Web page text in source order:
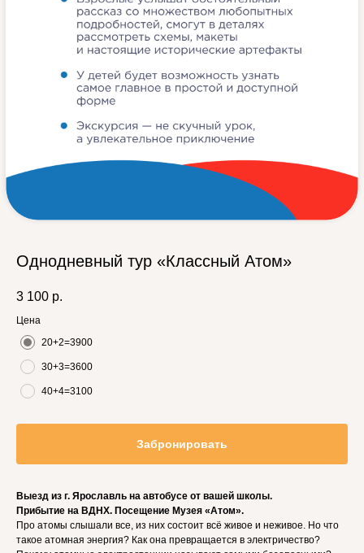
Однодневный тур «Классный Атом»
3 100 р.
Цена
20+2=3900
30+3=3600
40+4=3100
Забронировать
Выезд из г. Ярославль на автобусе от вашей школы.
Прибытие на ВДНХ. Посещение Музея «Атом».
Про атомы слышали все, из них состоит всё живое и неживое. Но что
такое атомная энергия? Как она превращается в электричество?